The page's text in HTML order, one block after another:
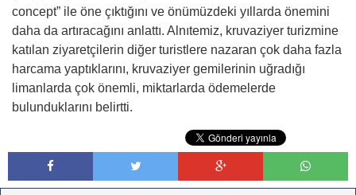
concept” ile öne çıktığını ve önümüzdeki yıllarda önemini
daha da artıracağını anlattı. Alnıtemiz, kruvaziyer turizmine
katılan ziyaretçilerin diğer turistlere nazaran çok daha fazla
harcama yaptıklarını, kruvaziyer gemilerinin uğradığı
limanlarda çok önemli, miktarlarda ödemelerde
bulunduklarını belirtti.